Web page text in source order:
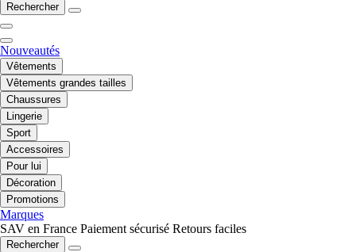
Rechercher
Nouveautés
Vêtements
Vêtements grandes tailles
Chaussures
Lingerie
Sport
Accessoires
Pour lui
Décoration
Promotions
Marques
SAV en France Paiement sécurisé Retours faciles
Rechercher